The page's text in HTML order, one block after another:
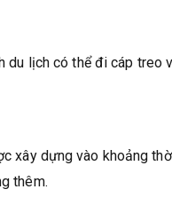
du lịch có thể đi cáp treo
xây dựng vào khoảng
thêm.